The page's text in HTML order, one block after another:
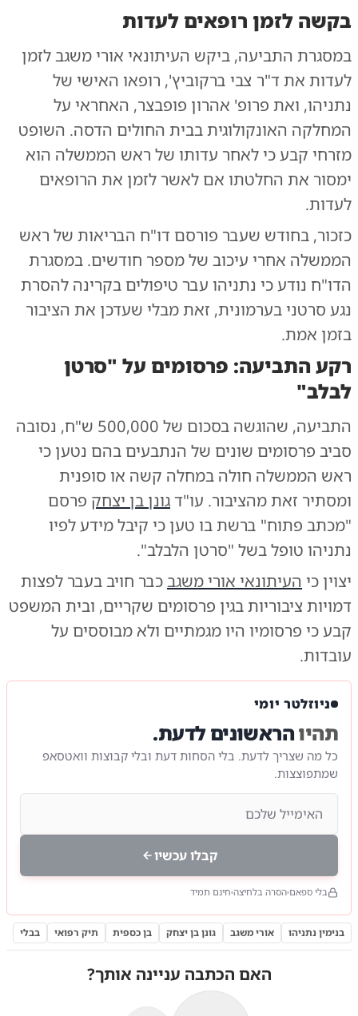
בקשה לזמן רופאים לעדות
במסגרת התביעה, ביקש העיתונאי אורי משגב לזמן
לעדות את ד"ר צבי ברקוביץ', רופאו האישי של
נתניהו, ואת פרופ' אהרון פופבצר, האחראי על
המחלקה האונקולוגית בבית החולים הדסה. השופט
מזרחי קבע כי לאחר עדותו של ראש הממשלה הוא
ימסור את החלטתו אם לאשר לזמן את הרופאים
לעדות.
כזכור, בחודש שעבר פורסם דו"ח הבריאות של ראש
הממשלה אחרי עיכוב של מספר חודשים. במסגרת
הדו"ח נודע כי נתניהו עבר טיפולים בקרינה להסרת
נגע סרטני בערמונית, זאת מבלי שעדכן את הציבור
בזמן אמת.
רקע התביעה: פרסומים על "סרטן
לבלב"
התביעה, שהוגשה בסכום של 500,000 ש"ח, נסובה
סביב פרסומים שונים של הנתבעים בהם נטען כי
ראש הממשלה חולה במחלה קשה או סופנית
ומסתיר זאת מהציבור. עו"דגונן בן יצחק פרסם
"מכתב פתוח" ברשת בו טען כי קיבל מידע לפיו
נתניהו טופל בשל "סרטן הלבלב".
יצוין כי העיתונאי אורי משגבכבר חויב בעבר לפצות
דמויות ציבוריות בגין פרסומים שקריים, ובית המשפט
קבע כי פרסומיו היו מגמתיים ולא מבוססים על
עובדות.
ניוזלטר יומי
תהיוהראשונים לדעת.
כל מה שצריך לדעת. בלי הסחות דעת ובלי קבוצות וואטסאפ
שמתפוצצות.
קבלו עכשיו
בלי ספאם הסרה בלחיצה חינם תמיד
בנימין נתניהו אורי משגב גונן בן יצחק בן כספית תיק רפואי בבלי
האם הכתבה עניינה אותך?